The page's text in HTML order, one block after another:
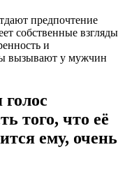
предпочтение
собственные взгляды
и
вызывают у мужчин
того, что её
ему, очень